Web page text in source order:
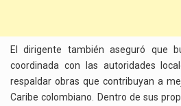
El dirigente también aseguró que
coordinada con las autoridades
respaldar obras que contribuyan a
Caribe colombiano. Dentro de sus